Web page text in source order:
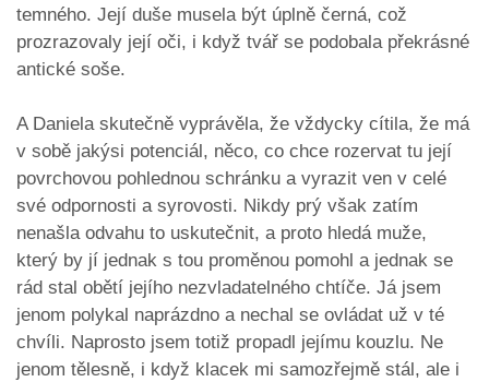
temného. Její duše musela být úplně černá, což
prozrazovaly její oči, i když tvář se podobala překrásné
antické soše.
A Daniela skutečně vyprávěla, že vždycky cítila, že má
v sobě jakýsi potenciál, něco, co chce rozervat tu její
povrchovou pohlednou schránku a vyrazit ven v celé
své odpornosti a syrovosti. Nikdy prý však zatím
nenašla odvahu to uskutečnit, a proto hledá muže,
který by jí jednak s tou proměnou pomohl a jednak se
rád stal obětí jejího nezvladatelného chtíče. Já jsem
jenom polykal naprázdno a nechal se ovládat už v té
chvíli. Naprosto jsem totiž propadl jejímu kouzlu. Ne
jenom tělesně, i když klacek mi samozřejmě stál, ale i